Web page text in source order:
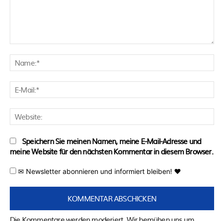
Speichern Sie meinen Namen, meine E-Mail-Adresse und
meine Website für den nächsten Kommentar in diesem Browser.
✉ Newsletter abonnieren und informiert bleiben! ♥